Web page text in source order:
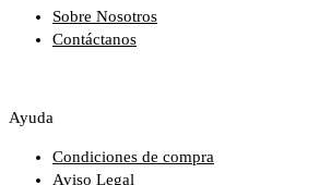
Sobre Nosotros
Contáctanos
Ayuda
Condiciones de compra
Aviso Legal